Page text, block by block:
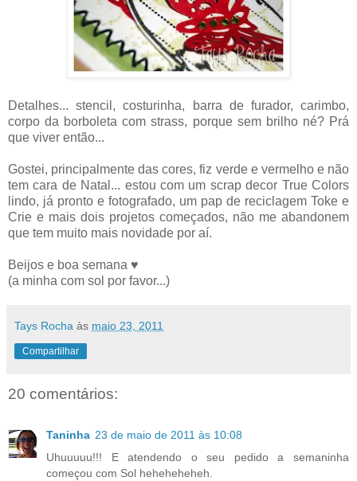
Detalhes... stencil, costurinha, barra de furador, carimbo,
corpo da borboleta com strass, porque sem brilho né? Prá
que viver então...
Gostei, principalmente das cores, fiz verde e vermelho e não
tem cara de Natal... estou com um scrap decor True Colors
lindo, já pronto e fotografado, um pap de reciclagem Toke e
Crie e mais dois projetos começados, não me abandonem
que tem muito mais novidade por aí.
Beijos e boa semana ♥
(a minha com sol por favor...)
Tays Rocha às maio 23, 2011
Compartilhar
20 comentários:
Taninha 23 de maio de 2011 às 10:08
Uhuuuuu!!! E atendendo o seu pedido a semaninha
começou com Sol heheheheheh.